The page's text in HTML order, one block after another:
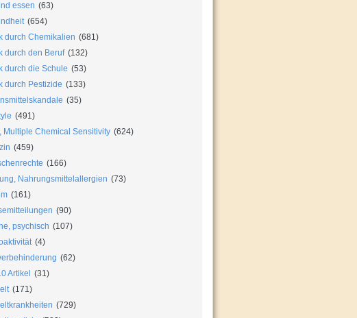
essen (63)
(654)
durch Chemikalien (681)
durch den Beruf (132)
durch die Schule (53)
durch Pestizide (133)
(35)
(491)
Multiple Chemical Sensitivity (624)
(459)
(166)
Nahrungsmittelallergien (73)
(161)
(90)
psychisch (107)
(4)
(62)
Artikel
(31)
(171)
(729)